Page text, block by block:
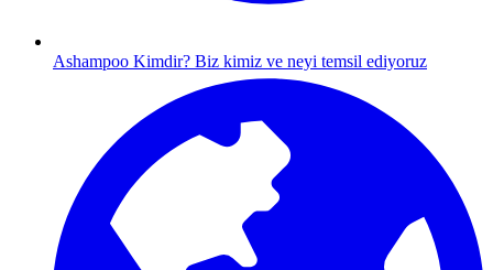
Ashampoo Kimdir? Biz kimiz ve neyi temsil ediyoruz